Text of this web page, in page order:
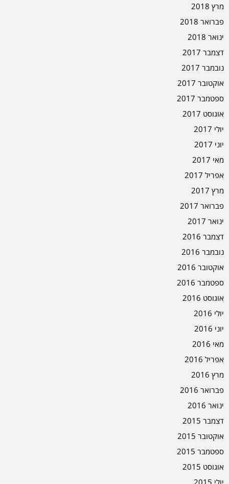
מרץ 2018
פברואר 2018
ינואר 2018
דצמבר 2017
נובמבר 2017
אוקטובר 2017
ספטמבר 2017
אוגוסט 2017
יולי 2017
יוני 2017
מאי 2017
אפריל 2017
מרץ 2017
פברואר 2017
ינואר 2017
דצמבר 2016
נובמבר 2016
אוקטובר 2016
ספטמבר 2016
אוגוסט 2016
יולי 2016
יוני 2016
מאי 2016
אפריל 2016
מרץ 2016
פברואר 2016
ינואר 2016
דצמבר 2015
אוקטובר 2015
ספטמבר 2015
אוגוסט 2015
יולי 2015